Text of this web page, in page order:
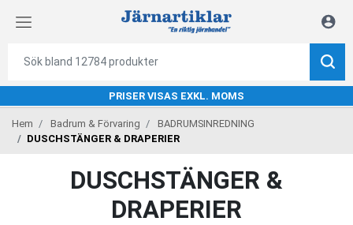
PRISER VISAS EXKL. MOMS
Hem Badrum & Förvaring
BADRUMSINREDNING
DUSCHSTÄNGER & DRAPERIER
DUSCHSTÄNGER &
DRAPERIER